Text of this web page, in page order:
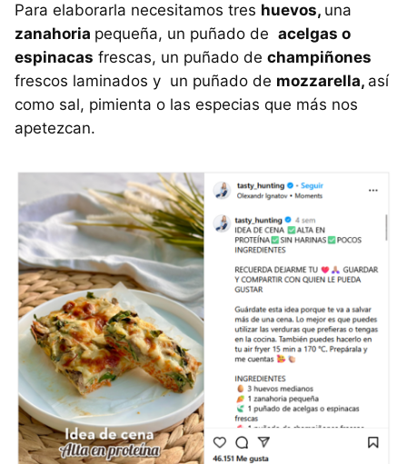
Para elaborarla necesitamos tres huevos, una
zanahoria pequeña, un puñado de acelgas o
espinacas frescas, un puñado de champiñones
frescos laminados y un puñado de mozzarella, así
como sal, pimienta o las especias que más nos
apetezcan.